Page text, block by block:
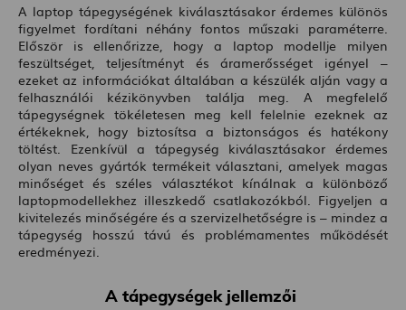
A laptop tápegységének kiválasztásakor érdemes különös
figyelmet fordítani néhány fontos műszaki paraméterre.
Először is ellenőrizze, hogy a laptop modellje milyen
feszültséget, teljesítményt és áramerősséget igényel –
ezeket az információkat általában a készülék alján vagy a
felhasználói kézikönyvben találja meg. A megfelelő
tápegységnek tökéletesen meg kell felelnie ezeknek az
értékeknek, hogy biztosítsa a biztonságos és hatékony
töltést. Ezenkívül a tápegység kiválasztásakor érdemes
olyan neves gyártók termékeit választani, amelyek magas
minőséget és széles választékot kínálnak a különböző
laptopmodellekhez illeszkedő csatlakozókból. Figyeljen a
kivitelezés minőségére és a szervizelhetőségre is – mindez a
tápegység hosszú távú és problémamentes működését
eredményezi.
A tápegységek jellemzői